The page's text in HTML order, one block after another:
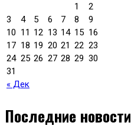
« Дек
1
2
3
4 5 6 7 8
9
10 11 12 13 14 15 16
17 18 19 20 21 22 23
24 25 26 27 28 29 30
31
Последние новости